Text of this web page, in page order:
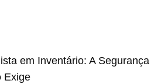
em Inventário: A Segurança
Exige